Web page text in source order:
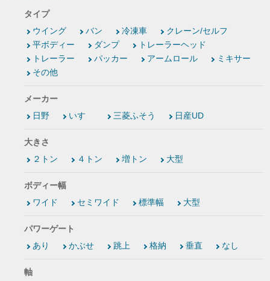
タイプ
ウイング
バン 冷凍車
クレーン/セルフ
平ボディー
ダンプ
トレーラーヘッド
トレーラー
パッカー アームロール
ミキサー
その他
メーカー
日野
いすゞ 三菱ふそう 日産UD
大きさ
２トン
４トン 増トン 大型
ボディー幅
ワイド
セミワイド 標準幅 大型
パワーゲート
あり
かぶせ 跳上 格納 垂直 なし
軸